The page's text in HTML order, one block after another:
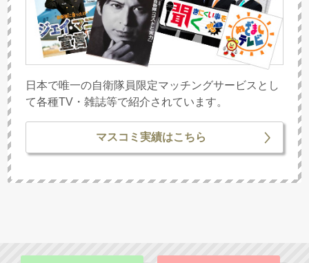
日本で唯一の自衛隊員限定マッチングサービスとし
て各種TV・雑誌等で紹介されています。
マスコミ実績はこちら